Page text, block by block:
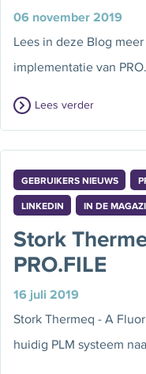
06 november 2019
Lees in deze Blog
implementatie van
Lees verder
GEBRUIKERS NIEUWS
LINKEDIN IN DE
Stork
PRO.FILE
16 juli 2019
Stork Thermeq - A
huidig PLM systeem